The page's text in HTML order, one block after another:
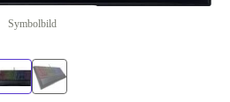
Symbolbild